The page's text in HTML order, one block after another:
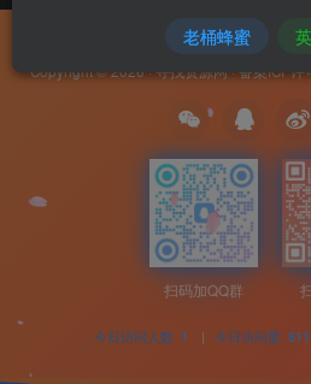
免责声明 广
Copyright © 2026 ·寻找资源网· 备案ICP许
扫码加QQ群
今日访问人数 1 | 今日访问量 511
老桶蜂蜜